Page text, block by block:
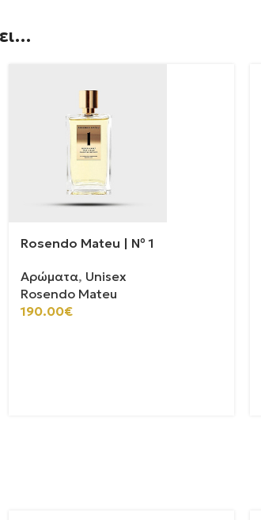
Rosendo Mateu | Nº 1
Αρώματα, Unisex
Rosendo Mateu
190.00€